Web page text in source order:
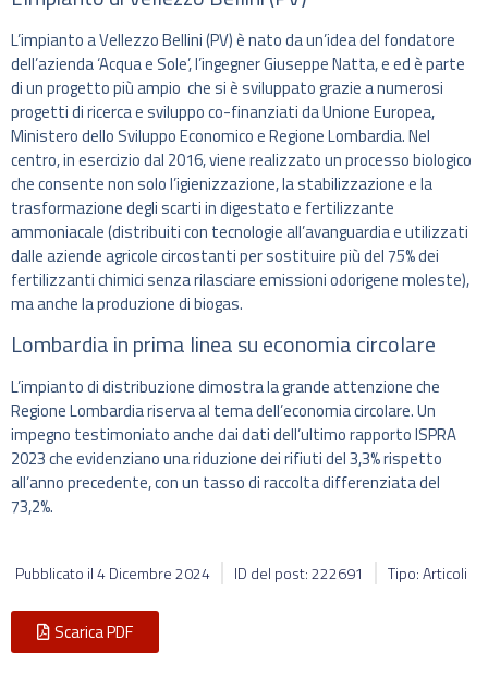
L’impianto a Vellezzo Bellini (PV) è nato da un’idea del fondatore
dell’azienda ‘Acqua e Sole’, l’ingegner Giuseppe Natta, e ed è parte
di un progetto più ampio che si è sviluppato grazie a numerosi
progetti di ricerca e sviluppo co-finanziati da Unione Europea,
Ministero dello Sviluppo Economico e Regione Lombardia. Nel
centro, in esercizio dal 2016, viene realizzato un processo biologico
che consente non solo l’igienizzazione, la stabilizzazione e la
trasformazione degli scarti in digestato e fertilizzante
ammoniacale (distribuiti con tecnologie all’avanguardia e utilizzati
dalle aziende agricole circostanti per sostituire più del 75% dei
fertilizzanti chimici senza rilasciare emissioni odorigene moleste),
ma anche la produzione di biogas.
Lombardia in prima linea su economia circolare
L’impianto di distribuzione dimostra la grande attenzione che
Regione Lombardia riserva al tema dell’economia circolare. Un
impegno testimoniato anche dai dati dell’ultimo rapporto ISPRA
2023 che evidenziano una riduzione dei rifiuti del 3,3% rispetto
all’anno precedente, con un tasso di raccolta differenziata del
73,2%.
Pubblicato il4 Dicembre 2024 ID del post: 222691 Tipo: Articoli
Scarica PDF